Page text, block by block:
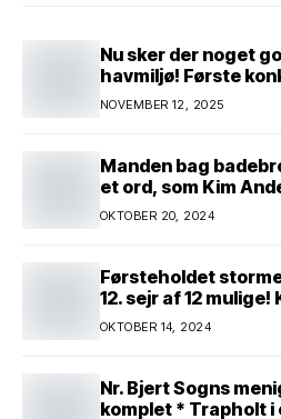
Nu sker der noget
havmiljø! Første
Genopretning af
ved Eltang Vig! 31
NOVEMBER 12, 2025
Manden bag
et ord, som Kim
OKTOBER 20, 2024
Førsteholdet
12. sejr af 12 mulige!
spænde ben!
mand af hus! Kør
OKTOBER 14, 2024
Nr. Bjert Sogns
komplet * Trapholt